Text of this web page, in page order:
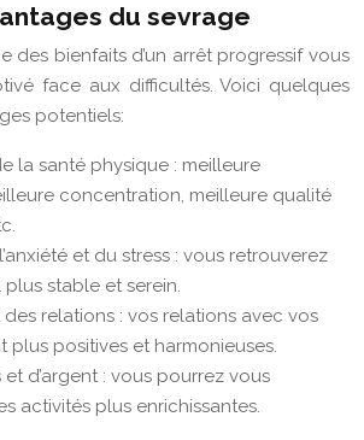
du sevrage
des bienfaits d’un arrêt progressif vous
face aux difficultés. Voici quelques
potentiels:
la santé physique : meilleure
concentration, meilleure qualité
et du stress : vous retrouverez
stable et serein.
relations : vos relations avec vos
plus positives et harmonieuses.
d’argent : vous pourrez vous
activités plus enrichissantes.